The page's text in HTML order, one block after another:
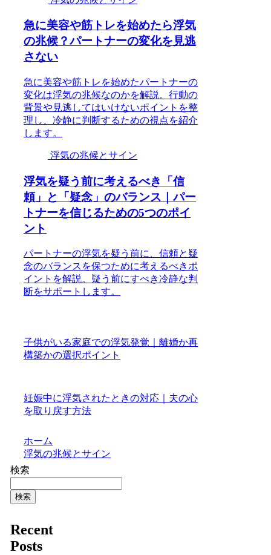
急に美容や筋トレを始めたら浮気
の兆候？パートナーの変化を見逃
さない
急に美容や筋トレを始めたパートナーの
変化は浮気の兆候なのかを解説。行動の
背景や見逃してはいけないポイントを整
理し、冷静に判断するための視点を紹介
します。
浮気の兆候とサイン
浮気を疑う前に考えるべき「信
頼」と「疑念」のバランス｜パー
トナーを信じるための5つのポイ
ント
パートナーの浮気を疑う前に、信頼と疑
念のバランスを保つために考えるべきポ
イントを解説。疑う前にすべき冷静な判
断をサポートします。
子供がいる家庭での浮気発覚｜離婚か再
構築かの選択ポイント
妊娠中に浮気されたときの対応｜夫の心
を取り戻す方法
ホーム
浮気の兆候とサイン
検索
検索
Recent
Posts